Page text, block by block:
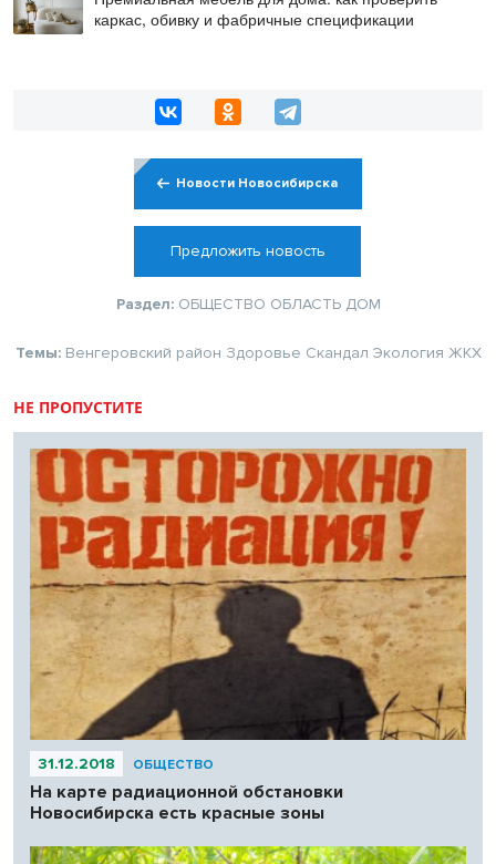
каркас, обивку и фабричные спецификации
Новости Новосибирска
Предложить новость
Раздел: ОБЩЕСТВО ОБЛАСТЬ ДОМ
Темы: Венгеровский район Здоровье Скандал Экология ЖКХ
НЕ ПРОПУСТИТЕ
31.12.2018 ОБЩЕСТВО
На карте радиационной обстановки
Новосибирска есть красные зоны